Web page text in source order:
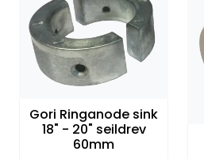
Gori Ringanode sink
18" - 20" seildrev
60mm